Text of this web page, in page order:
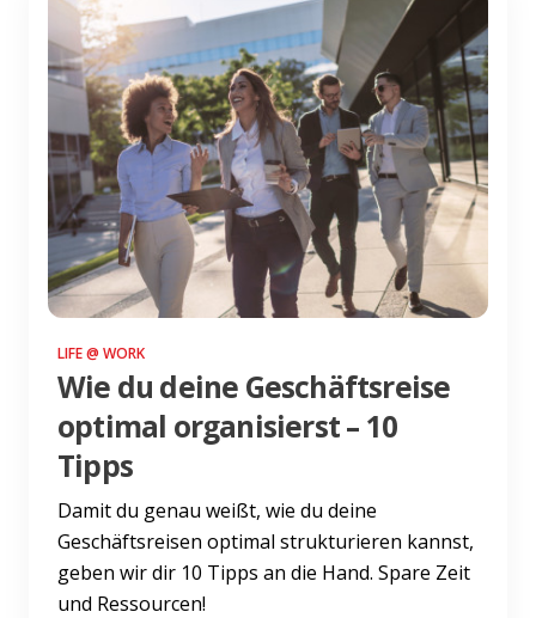
LIFE @ WORK
Wie du deine Geschäftsreise
optimal organisierst – 10
Tipps
Damit du genau weißt, wie du deine
Geschäftsreisen optimal strukturieren kannst,
geben wir dir 10 Tipps an die Hand. Spare Zeit
und Ressourcen!